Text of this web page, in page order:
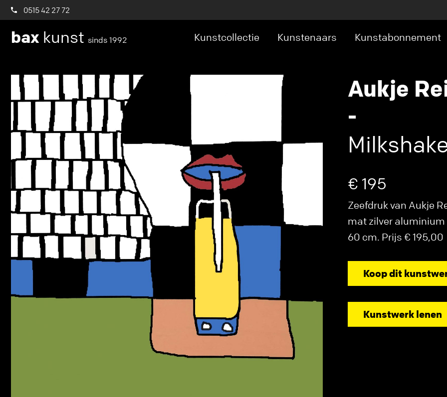
0515 42 27 72
bax kunst sinds 1992 Kunstcollectie Kunstenaars Kunstabonnement
Aukje
-
€ 195
Zeefdruk van Aukje
mat zilver aluminium
60 cm. Prijs € 195,00
Koop dit
Kunstwerk lenen